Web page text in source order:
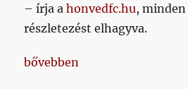
– írja ahonvedfc.hu,
részletezést elhagyva.
„Én most nem csak a
bővebben